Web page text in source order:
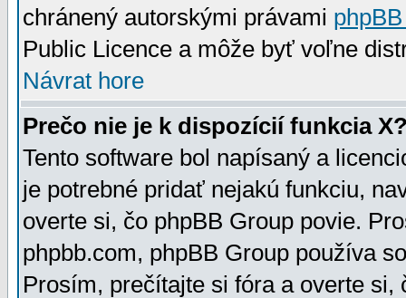
chránený autorskými právami
Public Licence a môže byť voľne
Návrat hore
Prečo nie je k dispozícií funkcia
Tento software bol napísaný a
je potrebné pridať nejakú funkciu,
overte si, čo phpBB Group povie.
phpbb.com, phpBB Group používa
Prosím, prečítajte si fóra a overte